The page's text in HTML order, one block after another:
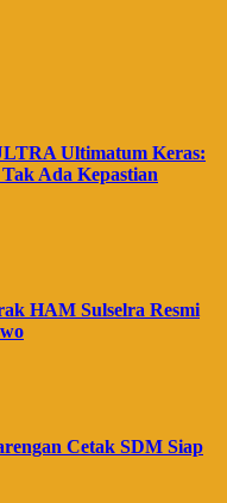
Ultimatum Keras:
Ada Kepastian
HAM Sulselra Resmi
Cetak SDM Siap